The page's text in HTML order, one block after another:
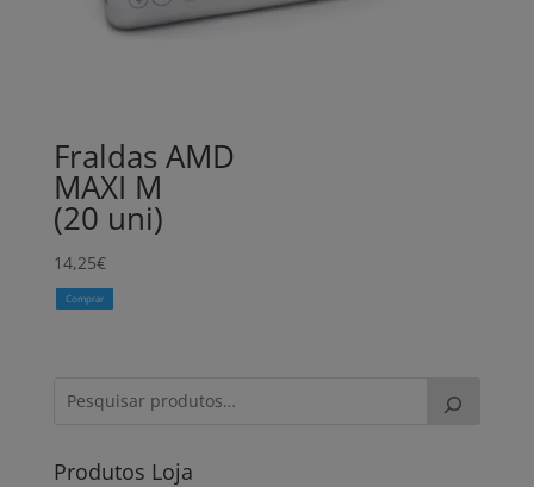
Fraldas AMD
MAXI M
(20 uni)
14,25€
Comprar
Produtos Loja